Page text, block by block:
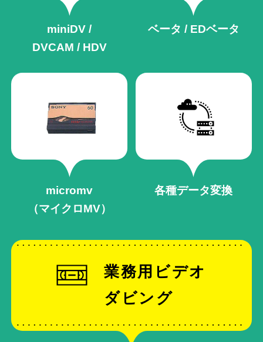
miniDV /
DVCAM / HDV
ベータ / EDベータ
micromv
（マイクロMV）
各種データ変換
業務用ビデオ
ダビング